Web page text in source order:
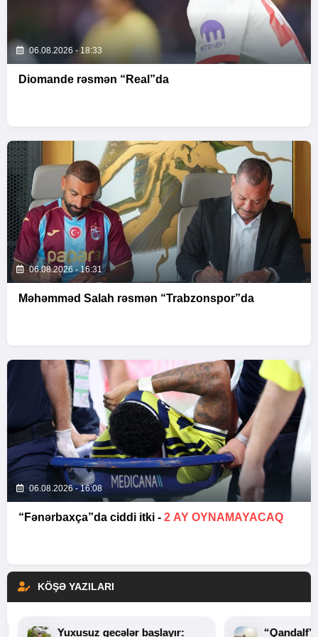
06.08.2026 - 18:33
Diomande rəsmən “Real”da
06.08.2026 - 16:31
Məhəmməd Salah rəsmən “Trabzonspor”da
06.08.2026 - 16:08
“Fənərbaxça”da ciddi itki - 2 AY OYNAMAYACAQ
KÖŞƏ YAZILARI
Yuxusuz gecələr başlayır: